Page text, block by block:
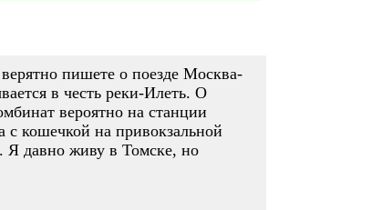
пишете о поезде Москва-
в честь реки-Илеть. О
вероятно на станции
с кошечкой на привокзальной
Я давно живу в Томске, но